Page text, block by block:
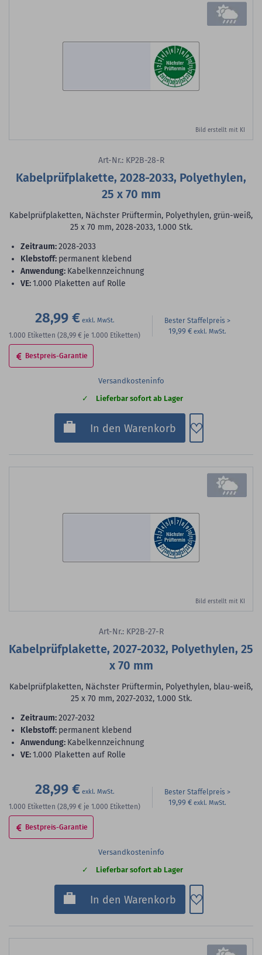
Bild erstellt mit KI
Art-Nr.: KP2B-28-R
Kabelprüfplakette, 2028-2033, Polyethylen,
25 x 70 mm
Kabelprüfplaketten, Nächster Prüftermin, Polyethylen, grün-weiß,
25 x 70 mm, 2028-2033, 1.000 Stk.
Zeitraum:2028-2033
Klebstoff: permanent klebend
Anwendung: Kabelkennzeichnung
VE:1.000 Plaketten auf Rolle
28,99 €
1.000 Etiketten (28,99 € je 1.000 Etiketten)
Bester Staffelpreis
19,99 €
Bestpreis-Garantie
Versandkosteninfo
Lieferbar sofort ab Lager
In den Warenkorb Zum
Bild erstellt mit KI
Art-Nr.: KP2B-27-R
Kabelprüfplakette, 2027-2032, Polyethylen, 25
x 70 mm
Kabelprüfplaketten, Nächster Prüftermin, Polyethylen, blau-weiß,
25 x 70 mm, 2027-2032, 1.000 Stk.
Zeitraum:2027-2032
Klebstoff: permanent klebend
Anwendung: Kabelkennzeichnung
VE:1.000 Plaketten auf Rolle
28,99 €
1.000 Etiketten (28,99 € je 1.000 Etiketten)
Bester Staffelpreis
19,99 €
Bestpreis-Garantie
Versandkosteninfo
Lieferbar sofort ab Lager
In den Warenkorb Zum